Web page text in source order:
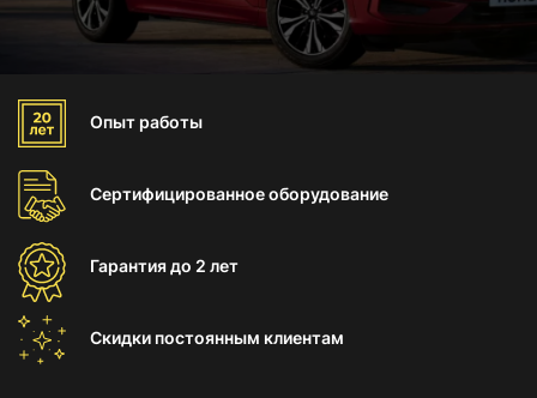
Опыт работы
Сертифицированноеоборудование
Гарантиядо 2 лет
Скидки постоянным клиентам